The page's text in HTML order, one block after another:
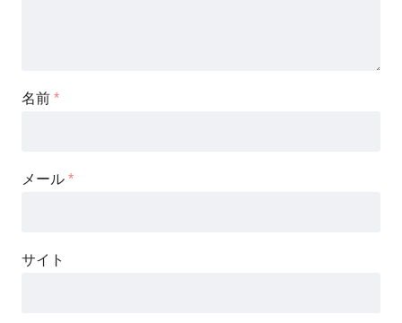
名前 *
メール *
サイト